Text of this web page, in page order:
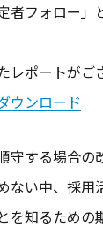
者フォロー
レポートがご
ウンロード
守する場合の
ない中、採用
を知るため